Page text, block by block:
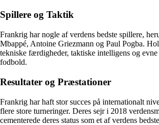
Spillere og Taktik
Frankrig har nogle af verdens bedste spillere,
Mbappé, Antoine Griezmann og Paul Pogba.
tekniske færdigheder, taktiske intelligens og
fodbold.
Resultater og Præstationer
Frankrig har haft stor succes på internationalt
flere store turneringer. Deres sejr i 2018
cementerede deres status som et af verdens